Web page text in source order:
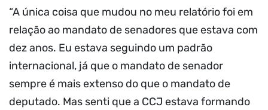
“A única coisa que mudou no meu relatório foi em
relação ao mandato de senadores que estava com
dez anos. Eu estava seguindo um padrão
internacional, já que o mandato de senador
sempre é mais extenso do que o mandato de
deputado. Mas senti que a CCJ estava formando